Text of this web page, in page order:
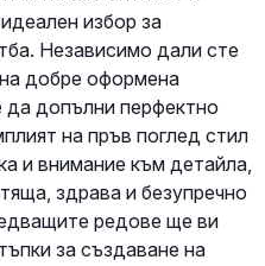
избор за
Независимо дали сте
добре оформена
да допълни перфектно
на пръв поглед стил
и внимание към детайла,
здрава и безупречно
редове ще ви
за създаване на